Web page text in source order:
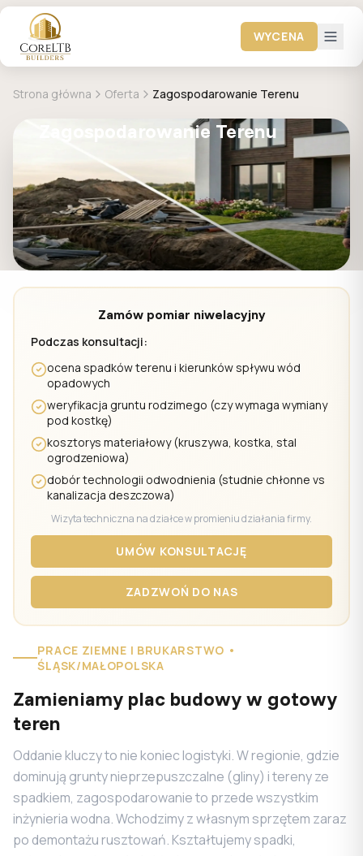
WYCENA
Strona główna Oferta Zagospodarowanie Terenu
Zagospodarowanie Terenu
PRACE ZIEMNE I BRUKARSTWO •
ŚLĄSK/MAŁOPOLSKA
Zamieniamy plac budowy w gotowy
teren
Oddanie kluczy to nie koniec logistyki. W regionie, gdzie
dominują grunty nieprzepuszczalne (gliny) i tereny ze
spadkiem, zagospodarowanie to przede wszystkim
inżynieria wodna. Wchodzimy z własnym sprzętem zaraz
po demontażu rusztowań. Kształtujemy spadki,
Zamów pomiar niwelacyjny
Podczas konsultacji:
ocena spadków terenu i kierunków spływu wód
opadowych
weryfikacja gruntu rodzimego (czy wymaga wymiany
pod kostkę)
kosztorys materiałowy (kruszywa, kostka, stal
ogrodzeniowa)
dobór technologii odwodnienia (studnie chłonne vs
kanalizacja deszczowa)
Wizyta techniczna na działce w promieniu działania firmy.
UMÓW KONSULTACJĘ
ZADZWOŃ DO NAS